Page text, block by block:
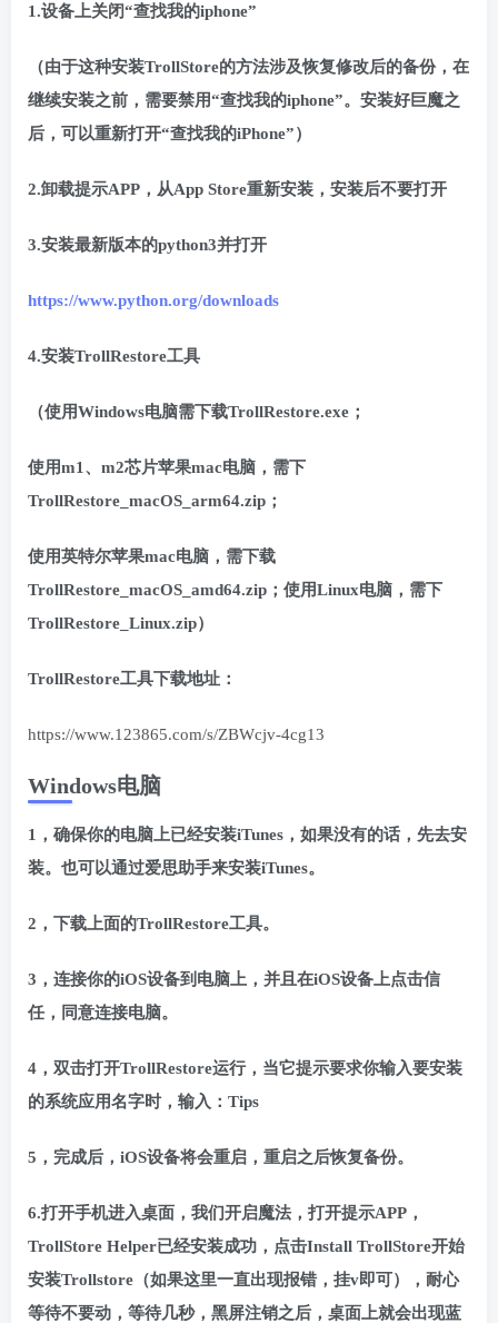
1.设备上关闭“查找我的iphone”
（由于这种安装TrollStore的方法涉及恢复修改后的备份，在
继续安装之前，需要禁用“查找我的iphone”。安装好巨魔之
后，可以重新打开“查找我的iPhone”）
2.卸载提示APP，从App Store重新安装，安装后不要打开
3.安装最新版本的python3并打开
https://www.python.org/downloads
4.安装TrollRestore工具
（使用Windows电脑需下载TrollRestore.exe；
使用m1、m2芯片苹果mac电脑，需下
TrollRestore_macOS_arm64.zip；
使用英特尔苹果mac电脑，需下载
TrollRestore_macOS_amd64.zip；使用Linux电脑，需下
TrollRestore_Linux.zip）
TrollRestore工具下载地址：
https://www.123865.com/s/ZBWcjv-4cg13
Windows电脑
1，确保你的电脑上已经安装iTunes，如果没有的话，先去安
装。也可以通过爱思助手来安装iTunes。
2，下载上面的TrollRestore工具。
3，连接你的iOS设备到电脑上，并且在iOS设备上点击信
任，同意连接电脑。
4，双击打开TrollRestore运行，当它提示要求你输入要安装
的系统应用名字时，输入：Tips
5，完成后，iOS设备将会重启，重启之后恢复备份。
6.打开手机进入桌面，我们开启魔法，打开提示APP，
TrollStore Helper已经安装成功，点击Install TrollStore开始
安装Trollstore（如果这里一直出现报错，挂v即可），耐心
等待不要动，等待几秒，黑屏注销之后，桌面上就会出现蓝